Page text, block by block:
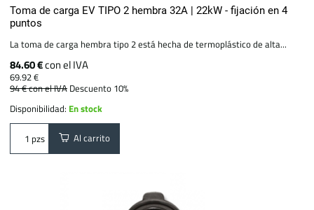
Toma de carga EV TIPO 2 hembra 32A | 22kW - fijación en 4
puntos
La toma de carga hembra tipo 2 está hecha de termoplástico de alta...
84.60 €con el IVA
69.92 €
94 €con el IVA Descuento 10%
Disponibilidad: En stock
pzs Al carrito